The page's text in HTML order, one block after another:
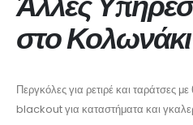
στο Κολωνάκι
Περγκόλες για ρετιρέ και ταράτσες
blackout για καταστήματα και